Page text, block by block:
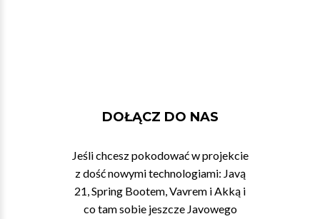
DOŁĄCZ DO NAS
Jeśli chcesz pokodować w projekcie
z dość nowymi technologiami: Javą
21, Spring Bootem, Vavrem i Akką i
co tam sobie jeszcze Javowego